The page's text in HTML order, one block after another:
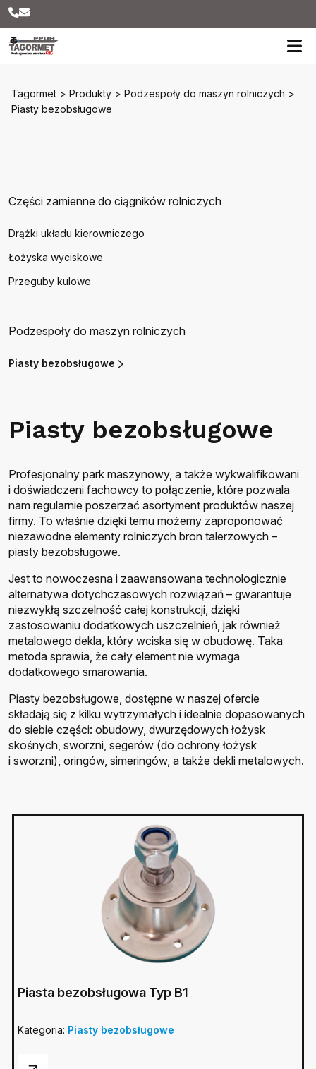
Tagormet > Produkty > Podzespoły do maszyn rolniczych >
Piasty bezobsługowe
Części zamienne do ciągników rolniczych
Drążki układu kierowniczego
Łożyska wyciskowe
Przeguby kulowe
Podzespoły do maszyn rolniczych
Piasty bezobsługowe
Piasty bezobsługowe
Profesjonalny park maszynowy, a także wykwalifikowani
i doświadczeni fachowcy to połączenie, które pozwala
nam regularnie poszerzać asortyment produktów naszej
firmy. To właśnie dzięki temu możemy zaproponować
niezawodne elementy rolniczych bron talerzowych –
piasty bezobsługowe.
Jest to nowoczesna i zaawansowana technologicznie
alternatywa dotychczasowych rozwiązań – gwarantuje
niezwykłą szczelność całej konstrukcji, dzięki
zastosowaniu dodatkowych uszczelnień, jak również
metalowego dekla, który wciska się w obudowę. Taka
metoda sprawia, że cały element nie wymaga
dodatkowego smarowania.
Piasty bezobsługowe, dostępne w naszej ofercie
składają się z kilku wytrzymałych i idealnie dopasowanych
do siebie części: obudowy, dwurzędowych łożysk
skośnych, sworzni, segerów (do ochrony łożysk
i sworzni), oringów, simeringów, a także dekli metalowych.
Piasta bezobsługowa Typ B1
Kategoria: Piasty bezobsługowe